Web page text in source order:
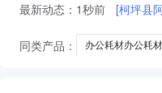
最新动态： 1秒前 [柯坪县
同类产品： 办公耗材办公耗